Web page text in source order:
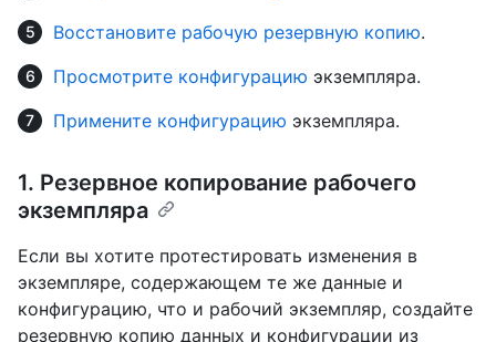
Восстановите рабочую резервную копию.
Просмотрите конфигурацию экземпляра.
Примените конфигурацию экземпляра.
1. Резервное копирование рабочего
экземпляра
Если вы хотите протестировать изменения в
экземпляре, содержающем те же данные и
конфигурацию, что и рабочий экземпляр, создайте
резервную копию данных и конфигурации из